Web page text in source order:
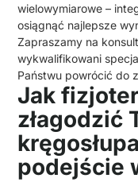
wielowymiarowe –
osiągnąć najlepsze
Zapraszamy na
wykwalifikowani
Państwu powrócić do
Jak
złagodzić
podejście